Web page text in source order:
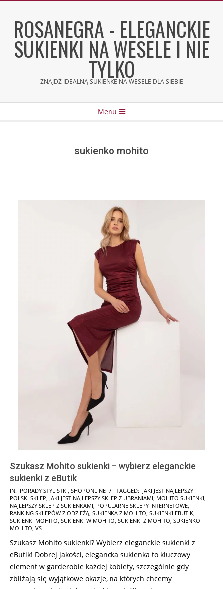
contentROSANEGRA - ELEGANCKIE
SUKIENKI NA WESELE I NIE
TYLKO
ZNAJDŹ IDEALNĄ SUKIENKĘ NA WESELE DLA SIEBIE
Menu
sukienko mohito
Szukasz Mohito sukienki – wybierz eleganckie
sukienki z eButik
2026-
06-
13
IN: PORADY STYLISTKI, SHOPONLINE TAGGED: JAKI JEST NAJLEPSZY
POLSKI SKLEP, JAKI JEST NAJLEPSZY SKLEP Z UBRANIAMI, MOHITO SUKIENKI,
NAJLEPSZY SKLEP Z SUKIENKAMI, POPULARNE SKLEPY INTERNETOWE,
RANKING SKLEPÓW Z ODZIEŻĄ, SUKIENKA Z MOHITO, SUKIENKI EBUTIK,
SUKIENKI MOHITO, SUKIENKI W MOHITO, SUKIENKI Z MOHITO, SUKIENKO
MOHITO, VS
Szukasz Mohito sukienki? Wybierz eleganckie sukienki z
eButik! Dobrej jakości, elegancka sukienka to kluczowy
element w garderobie każdej kobiety, szczególnie gdy
zbliżają się wyjątkowe okazje, na których chcemy